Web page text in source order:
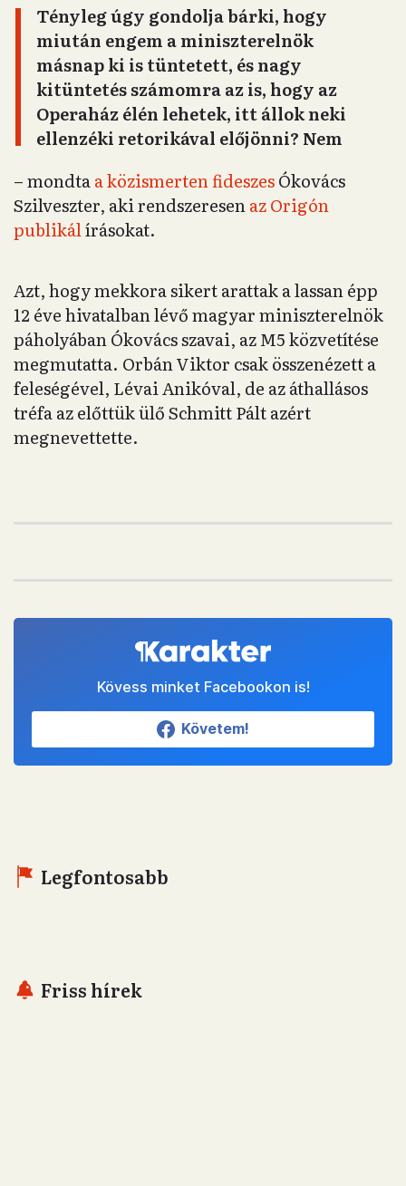
Tényleg úgy gondolja bárki, hogy
miután engem a miniszterelnök
másnap ki is tüntetett, és nagy
kitüntetés számomra az is, hogy az
Operaház élén lehetek, itt állok neki
ellenzéki retorikával előjönni? Nem
– mondtaa közismerten fideszesÓkovács
Szilveszter, aki rendszeresenaz Origón
publikálírásokat.
Azt, hogy mekkora sikert arattak a lassan épp
12 éve hivatalban lévő magyar miniszterelnök
páholyában Ókovács szavai, az M5 közvetítése
megmutatta. Orbán Viktor csak összenézett a
feleségével, Lévai Anikóval, de az áthallásos
tréfa az előttük ülő Schmitt Pált azért
megnevettette.
Kövess minket Facebookon is!
Követem!
Legfontosabb
Friss hírek